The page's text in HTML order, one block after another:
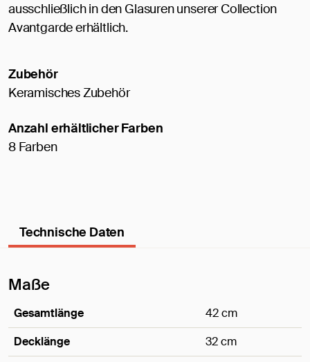
ausschließlich in den Glasuren unserer Collection
Avantgarde erhältlich.
Zubehör
Keramisches Zubehör
Anzahl erhältlicher Farben
8 Farben
Technische Daten
Maße
Gesamtlänge
42 cm
Decklänge
32 cm